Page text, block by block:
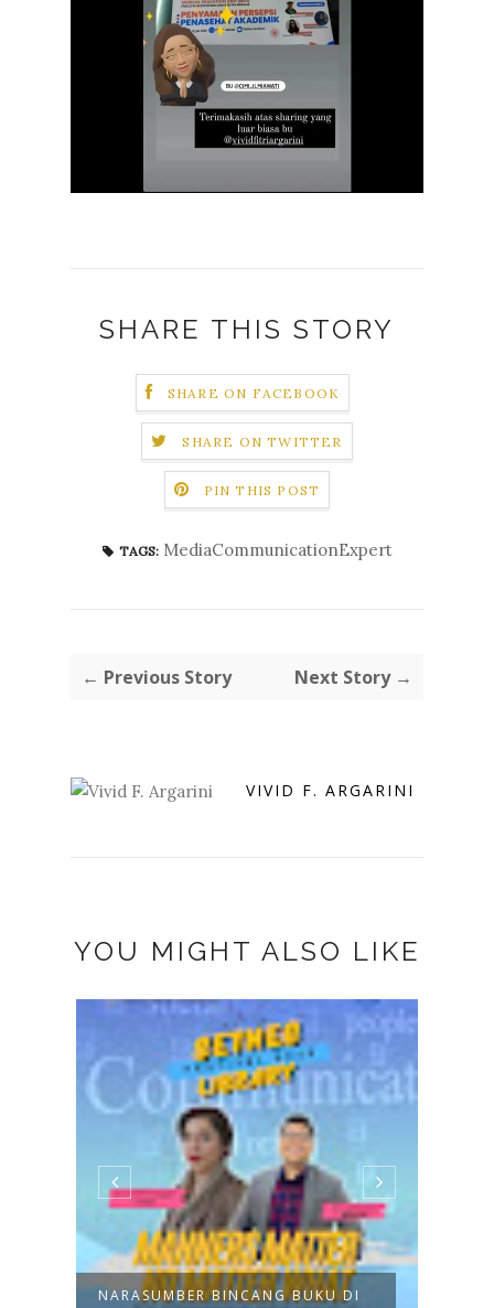
SHARE THIS STORY
SHARE ON FACEBOOK
SHARE ON TWITTER
PIN THIS POST
TAGS: MediaCommunicationExpert
← Previous Story Next Story →
VIVID F. ARGARINI
YOU MIGHT ALSO LIKE
NARASUMBER BINCANG BUKU DI